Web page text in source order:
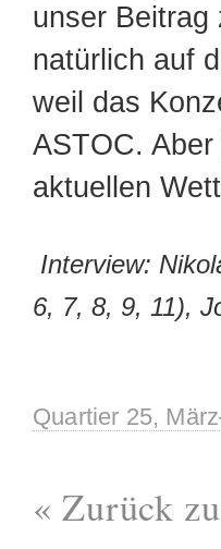
unser Beitrag
natürlich auf
weil das
ASTOC.
aktuellen
Interview:
6, 7, 8, 9, 11),
Quartier 25,
« Zurück